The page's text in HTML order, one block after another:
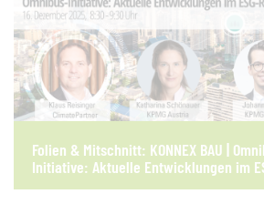
Folien & Mitschnitt: KONNEX BAU |
Initiative: Aktuelle Entwicklungen im